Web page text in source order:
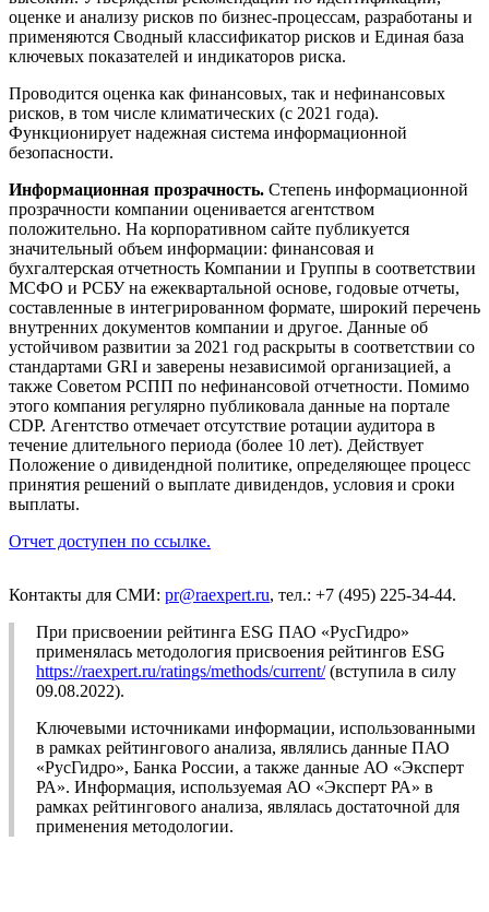
оценке и анализу рисков по бизнес-процессам, разработаны и
применяются Сводный классификатор рисков и Единая база
ключевых показателей и индикаторов риска.
Проводится оценка как финансовых, так и нефинансовых
рисков, в том числе климатических (с 2021 года).
Функционирует надежная система информационной
безопасности.
Информационная прозрачность. Степень информационной
прозрачности компании оценивается агентством
положительно. На корпоративном сайте публикуется
значительный объем информации: финансовая и
бухгалтерская отчетность Компании и Группы в соответствии
МСФО и РСБУ на ежеквартальной основе, годовые отчеты,
составленные в интегрированном формате, широкий перечень
внутренних документов компании и другое. Данные об
устойчивом развитии за 2021 год раскрыты в соответствии со
стандартами GRI и заверены независимой организацией, а
также Советом РСПП по нефинансовой отчетности. Помимо
этого компания регулярно публиковала данные на портале
CDP. Агентство отмечает отсутствие ротации аудитора в
течение длительного периода (более 10 лет). Действует
Положение о дивидендной политике, определяющее процесс
принятия решений о выплате дивидендов, условия и сроки
выплаты.
Отчет доступен по ссылке.
Контакты для СМИ: pr@raexpert.ru, тел.: +7 (495) 225-34-44.
При присвоении рейтинга ESG ПАО «РусГидро»
применялась методология присвоения рейтингов ESG
https://raexpert.ru/ratings/methods/current/(вступила в силу
09.08.2022).
Ключевыми источниками информации, использованными
в рамках рейтингового анализа, являлись данные ПАО
«РусГидро», Банка России, а также данные АО «Эксперт
РА». Информация, используемая АО «Эксперт РА» в
рамках рейтингового анализа, являлась достаточной для
применения методологии.